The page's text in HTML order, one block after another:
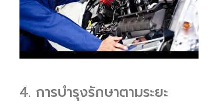
4. การบำรุงรักษาตามระยะ